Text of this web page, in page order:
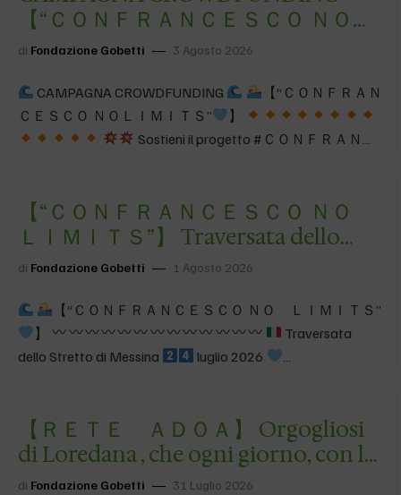
【 “ＣＯＮＦＲＡＮＣＥＳＣＯ ＮＯＬ
ＩＭＩＴＳ”】 Sostieni il progetto #
di Fondazione Gobetti 3 Agosto 2026
CAMPAGNA CROWDFUNDING
【 “ＣＯＮＦＲＡＮ
ＣＥＳＣＯ ＮＯＬＩＭＩＴＳ”
】
Sostieni il progetto #ＣＯＮＦＲＡＮＣ
Erogazione liberale #ＣＯＮＦＲＡＮＣＥＳＣＯＮＯＬＩ
ＭＩＴＳ
info@adoa.it
342 0615840 Perché si sa…
Possibilità…
【 “ＣＯＮＦＲＡＮＣＥＳＣＯ ＮＯ
ＬＩＭＩＴＳ”】 Traversata dello
Stretto di Messina
4&#…
di Fondazione Gobetti 1 Agosto 2026
【 “ＣＯＮＦＲＡＮＣＥＳＣＯ ＮＯ ＬＩＭＩＴＳ”
】
Traversata
dello Stretto di Messina
luglio 2026
basta un passaggio stretto per sentirsi più vicini. A stretto
giro,…
【 ＲＥＴＥ ＡＤＯＡ】 Orgogliosi
di Loredana , che ogni giorno, con la
sua sensibilità …
di Fondazione Gobetti 31 Luglio 2026